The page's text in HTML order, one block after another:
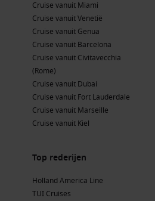
Cruise vanuit Miami
Cruise vanuit Venetië
Cruise vanuit Genua
Cruise vanuit Barcelona
Cruise vanuit Civitavecchia
(Rome)
Cruise vanuit Dubai
Cruise vanuit Fort Lauderdale
Cruise vanuit Marseille
Cruise vanuit Kiel
Top rederijen
Holland America Line
TUI Cruises